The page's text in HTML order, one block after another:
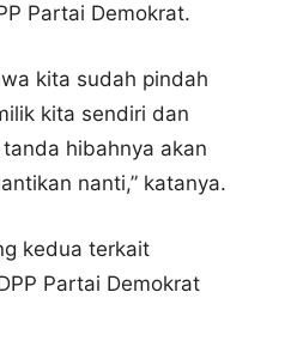
Partai Demokrat.
kita sudah pindah
kita sendiri dan
hibahnya akan
nanti,” katanya.
kedua terkait
Partai Demokrat